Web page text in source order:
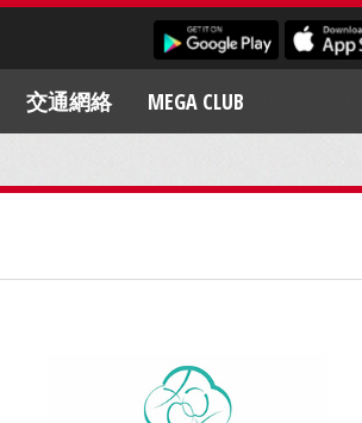
交通網絡 MEGA CLUB